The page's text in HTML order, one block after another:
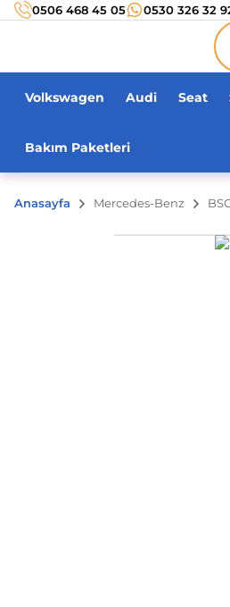
Türkiye’nin her noktasına
Orijinal ürün
Üç yüz
0506 468 45 05 0530 326 32
Volkswagen Audi Seat
Bakım Paketleri
Anasayfa Mercedes-Benz